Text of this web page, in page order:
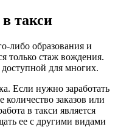
такси
либо образования и
только стаж вождения.
доступной для многих.
Если нужно заработать
заказов или
в такси является
ее с другими видами